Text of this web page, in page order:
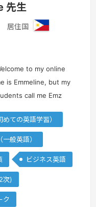
先生
居住国
ピ
ン
to my online
is Emmeline, but my
call me Emz
both online
over ten ye…
めての英語学習）
般英語）
ビジネス英語
次)
ク